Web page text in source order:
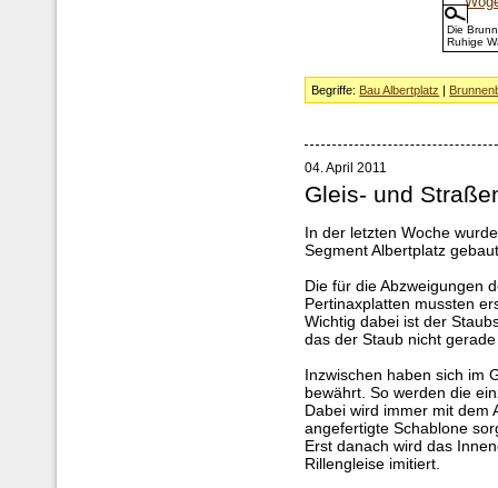
Die
Ruhige
Begriffe: Bau Albertplatz |
04. April 2011
Gleis- und
In der letzten Woche
Segment Albertplatz
Die für die Abzweigungen
Pertinaxplatten mussten
Wichtig dabei ist der
das der Staub nicht
Inzwischen haben sich im
bewährt. So werden die
Dabei wird immer mit dem
angefertigte Schablone
Erst danach wird das
Rillengleise imitiert.